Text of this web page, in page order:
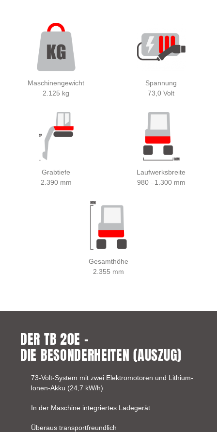
Maschinengewicht
2.125 kg
Spannung
73,0 Volt
Grabtiefe
2.390 mm
Laufwerksbreite
980 –1.300 mm
Gesamthöhe
2.355 mm
DER TB 20E –
DIE BESONDERHEITEN (AUSZUG)
73-Volt-System mit zwei Elektromotoren und Lithium-
Ionen-Akku (24,7 kW/h)
In der Maschine integriertes Ladegerät
Überaus transportfreundlich